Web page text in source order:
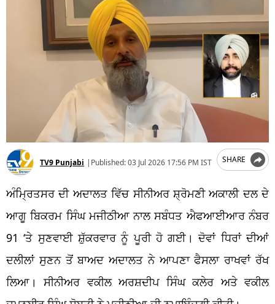
TV9 Punjabi | Published:03 Jul 2026 17:56 PM IST SHARE
ਅੰਮ੍ਰਿਤਸਰ ਦੀ ਅਦਾਲਤ ਵਿੱਚ ਸੀਨੀਅਰ ਸ਼੍ਰੋਮਣੀ ਅਕਾਲੀ ਦਲ ਦੇ
ਆਗੂ ਬਿਕਰਮ ਸਿੰਘ ਮਜੀਠੀਆ ਨਾਲ ਸਬੰਧਤ ਐਫਆਈਆਰ ਨੰਬਰ
91 ‘ਤੇ ਸੁਣਵਾਈ ਸ਼ੁੱਕਰਵਾਰ ਨੂੰ ਪੂਰੀ ਹੋ ਗਈ। ਦੋਵਾਂ ਧਿਰਾਂ ਦੀਆਂ
ਦਲੀਲਾਂ ਸੁਣਨ ਤੋਂ ਬਾਅਦ ਅਦਾਲਤ ਨੇ ਆਪਣਾ ਫੈਸਲਾ ਰਾਖਵਾਂ ਰੱਖ
ਲਿਆ। ਸੀਨੀਅਰ ਵਕੀਲ ਅਰਸ਼ਦੀਪ ਸਿੰਘ ਕਲੇਰ ਅਤੇ ਵਕੀਲ